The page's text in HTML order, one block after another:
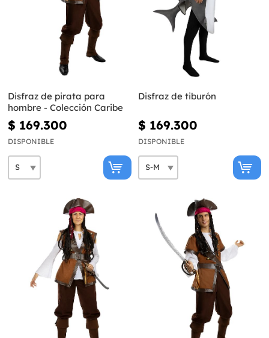
Disfraz de pirata para
hombre - Colección Caribe
$ 169.300
DISPONIBLE
Disfraz de tiburón
$ 169.300
DISPONIBLE